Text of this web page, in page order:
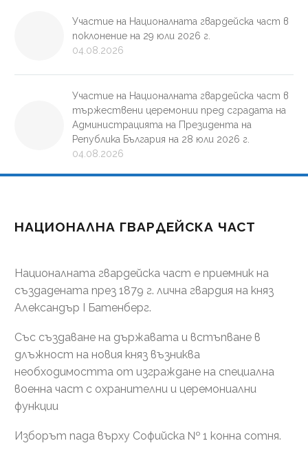
Участие на Националната гвардейска част в
поклонение на 29 юли 2026 г.
04.08.2026
Участие на Националната гвардейска част в
тържествени церемонии пред сградата на
Администрацията на Президента на
Република България на 28 юли 2026 г.
04.08.2026
НАЦИОНАЛНА ГВАРДЕЙСКА ЧАСТ
Националната гвардейска част е приемник на
създадената през 1879 г. лична гвардия на княз
Александър І Батенберг.
Със създаване на държавата и встъпване в
длъжност на новия княз възниква
необходимостта от изграждане на специална
военна част с охранителни и церемониални
функции
Изборът пада върху Софийска № 1 конна сотня.